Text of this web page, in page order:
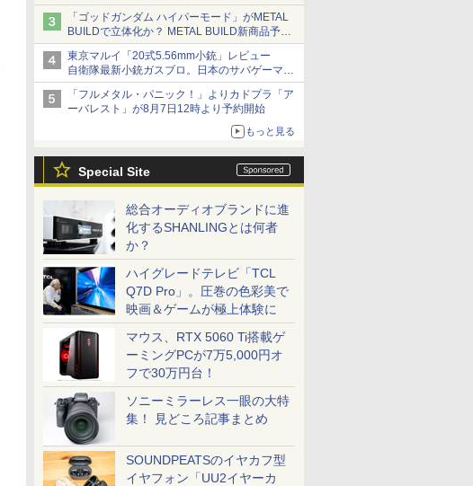
月3日頃発売予定
「ゴッドガンダム ハイパーモード」がMETAL
BUILDで立体化か？ METAL BUILD新商品予告
が公開
東京マルイ「20式5.56mm小銃」レビュー
自衛隊最新小銃ガスブロ。日本のサバゲーマー
で本当によかった
「フルメタル・パニック！」よりカドプラ「ア
ーバレスト」が8月7日12時より予約開始
もっと見る
Special Site
総合オーディオブランドに進
化するSHANLINGとは何者
か？
ハイグレードテレビ「TCL
Q7D Pro」。圧巻の色彩美で
映画＆ゲームが極上体験に
マウス、RTX 5060 Ti搭載ゲ
ーミングPCが7万5,000円オ
フで30万円台！
ソニーミラーレス一眼の大特
集！ 見どころ記事まとめ
SOUNDPEATSのイヤカフ型
イヤフォン「UU2イヤーカ